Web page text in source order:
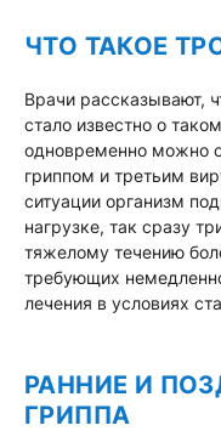
ЧТО ТАКОЕ
Врачи рассказывают,
стало известно о
одновременно можно
гриппом и третьим
ситуации организм
нагрузке, так сразу
тяжелому течению
требующих
лечения в условиях
РАННИЕ И
ГРИППА